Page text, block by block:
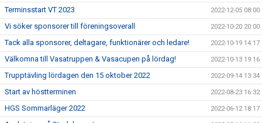
Terminsstart VT 2023 2022-12-05 08:00
Vi söker sponsorer till föreningsoverall 2022-10-20 20:00
Tack alla sponsorer, deltagare, funktionärer och ledare! 2022-10-19 14:17
Välkomna till Vasatruppen & Vasacupen på lördag! 2022-10-13 19:16
Trupptävling lördagen den 15 oktober 2022 2022-09-14 13:34
Start av höstterminen 2022-08-23 16:32
HGS Sommarläger 2022 2022-06-12 18:17